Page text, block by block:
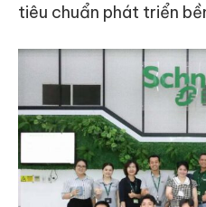
tiêu chuẩn phát triển